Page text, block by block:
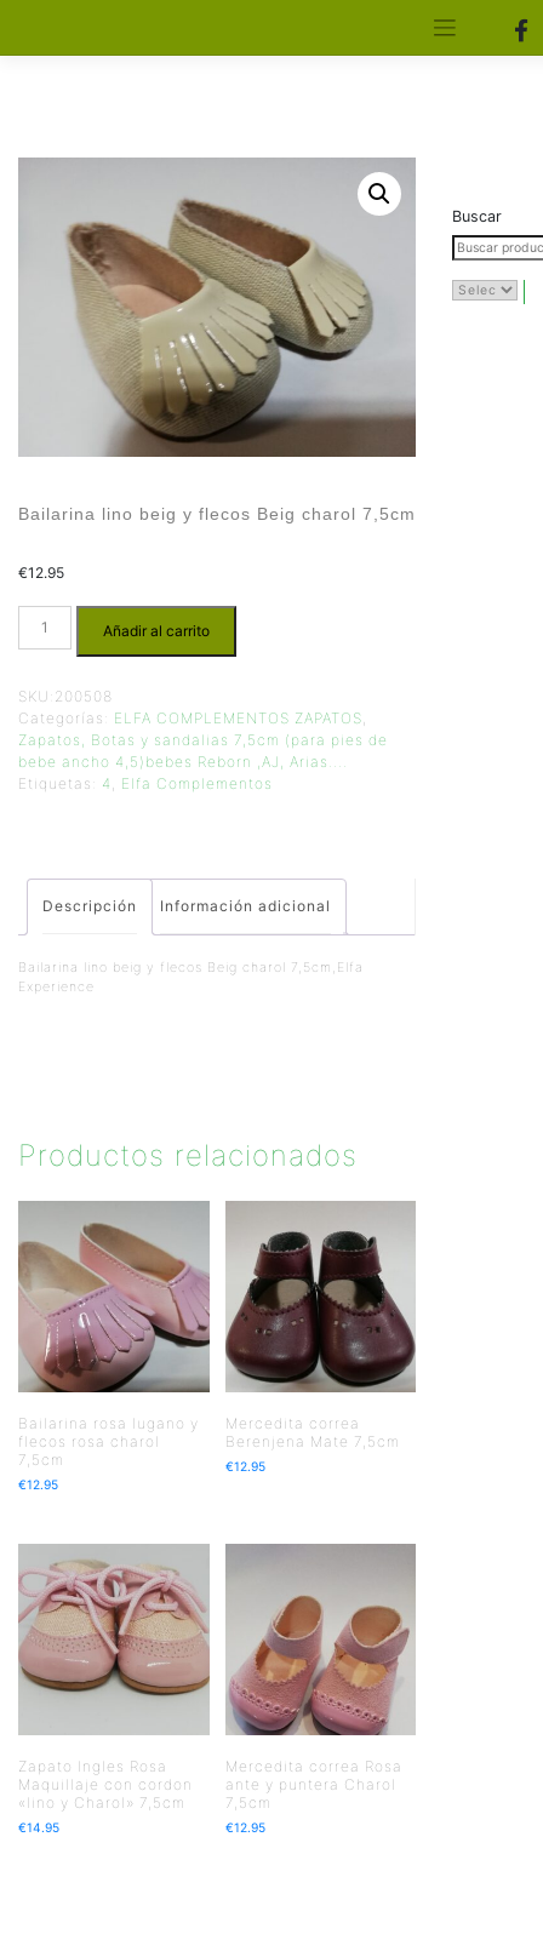
Bailarina lino beig y flecos Beig charol 7,5cm
€12.95
Añadir al carrito
SKU: 200508
Categorías: ELFA COMPLEMENTOS ZAPATOS
Zapatos, Botas y sandalias 7,5cm (para pies de
bebe ancho 4,5)bebes Reborn ,AJ, Arias....
Etiquetas: 4 Elfa Complementos
Descripción Información adicional
Bailarina lino beig y flecos Beig charol 7,5cm,Elfa
Experience
Productos relacionados
Bailarina rosa lugano y
flecos rosa charol
7,5cm
€12.95
Mercedita correa
Berenjena Mate 7,5cm
€12.95
Zapato Ingles Rosa
Maquillaje con cordon
«lino y Charol» 7,5cm
€14.95
Mercedita correa Rosa
ante y puntera Charol
7,5cm
€12.95
Buscar